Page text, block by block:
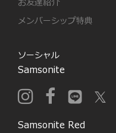
お友達紹介
メンバーシップ特典
ソーシャル
Samsonite
Samsonite Red